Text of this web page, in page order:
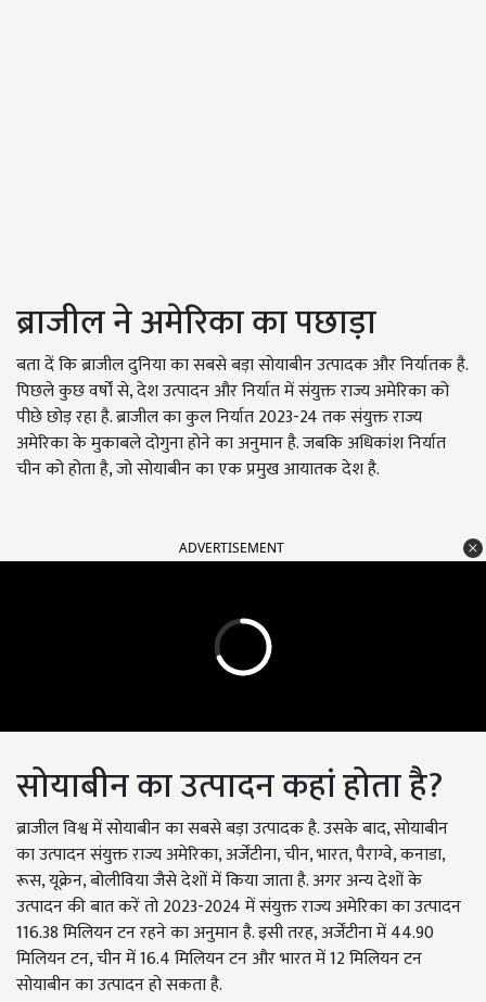
ब्राजील ने अमेरिका का पछाड़ा
बता दें कि ब्राजील दुनिया का सबसे बड़ा सोयाबीन उत्पादक और निर्यातक है.
पिछले कुछ वर्षों से, देश उत्पादन और निर्यात में संयुक्त राज्य अमेरिका को
पीछे छोड़ रहा है. ब्राजील का कुल निर्यात 2023-24 तक संयुक्त राज्य
अमेरिका के मुकाबले दोगुना होने का अनुमान है. जबकि अधिकांश निर्यात
चीन को होता है, जो सोयाबीन का एक प्रमुख आयातक देश है.
ADVERTISEMENT
सोयाबीन का उत्पादन कहां होता है?
ब्राजील विश्व में सोयाबीन का सबसे बड़ा उत्पादक है. उसके बाद, सोयाबीन
का उत्पादन संयुक्त राज्य अमेरिका, अर्जेंटीना, चीन, भारत, पैराग्वे, कनाडा,
रूस, यूक्रेन, बोलीविया जैसे देशों में किया जाता है. अगर अन्य देशों के
उत्पादन की बात करें तो 2023-2024 में संयुक्त राज्य अमेरिका का उत्पादन
116.38 मिलियन टन रहने का अनुमान है. इसी तरह, अर्जेंटीना में 44.90
मिलियन टन, चीन में 16.4 मिलियन टन और भारत में 12 मिलियन टन
सोयाबीन का उत्पादन हो सकता है.